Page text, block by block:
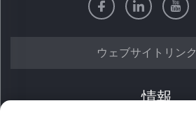
ウェブサイトリンク
情報